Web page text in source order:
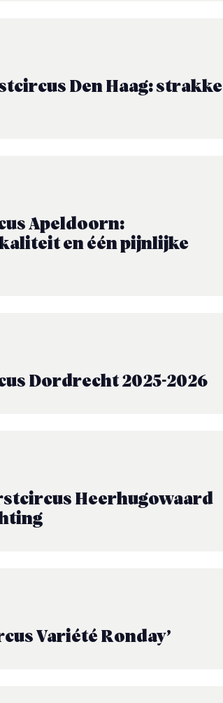
Den Haag: strakke
Apeldoorn:
en één pijnlijke
Dordrecht 2025-2026
Heerhugowaard
Variété Ronday’